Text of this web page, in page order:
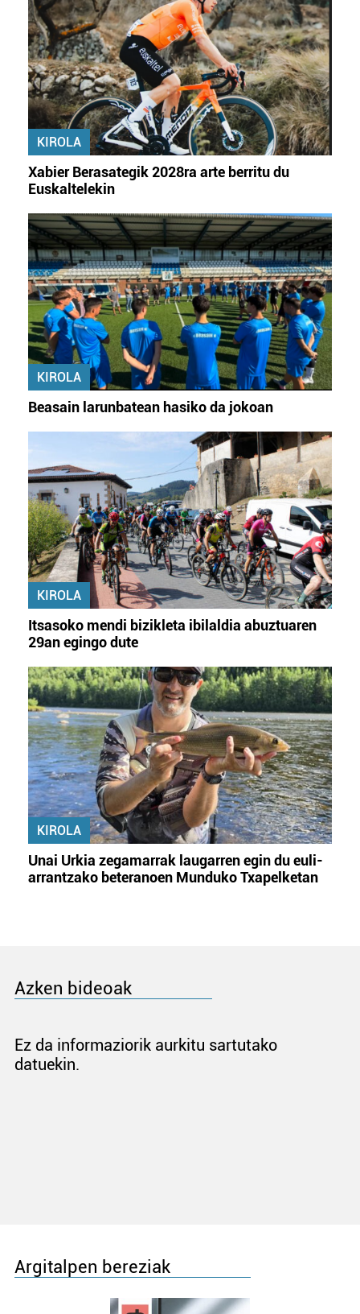
KIROLA
Xabier Berasategik 2028ra arte berritu du
Euskaltelekin
KIROLA
Beasain larunbatean hasiko da jokoan
KIROLA
Itsasoko mendi bizikleta ibilaldia abuztuaren
29an egingo dute
KIROLA
Unai Urkia zegamarrak laugarren egin du euli-
arrantzako beteranoen Munduko Txapelketan
Azken bideoak
Ez da informaziorik aurkitu sartutako
datuekin.
Argitalpen bereziak